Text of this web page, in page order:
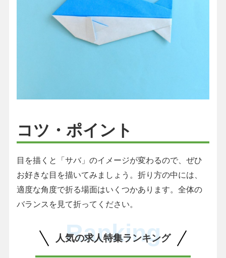
コツ・ポイント
目を描くと「サバ」のイメージが変わるので、ぜひ
お好きな目を描いてみましょう。折り方の中には、
適度な角度で折る場面はいくつかあります。全体の
バランスを見て折ってください。
人気の求人特集ランキング
Ranking